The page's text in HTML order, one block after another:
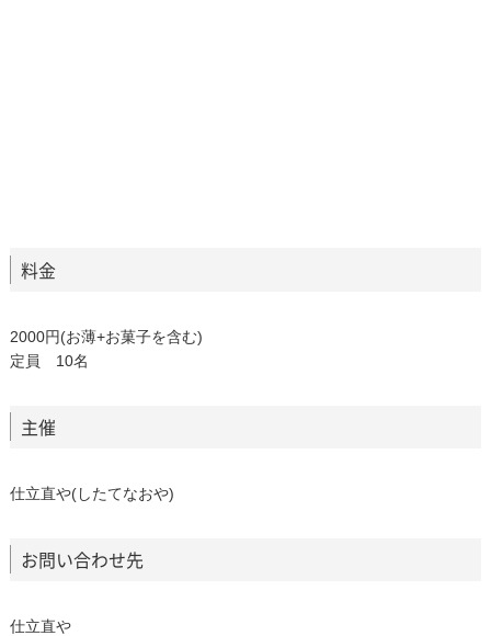
料金
2000円(お薄+お菓子を含む)
定員 10名
主催
仕立直や(したてなおや)
お問い合わせ先
仕立直や